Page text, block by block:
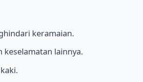
keramaian.
keselamatan lainnya.